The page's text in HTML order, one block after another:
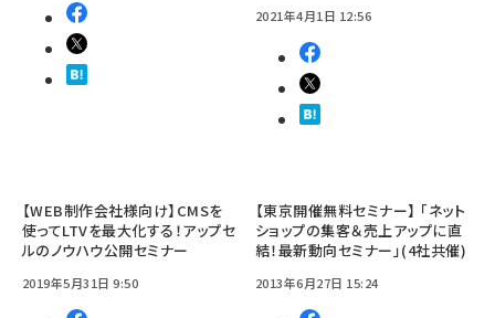
2021年4月1日 12:56
【WEB制作会社様向け】CMSを
使ってLTVを最大化する！アップセ
ルのノウハウ公開セミナー
2019年5月31日 9:50
【東京開催無料セミナー】 「ネット
ショップの集客＆売上アップに直
結！最新動向セミナー」(4社共催)
2013年6月27日 15:24